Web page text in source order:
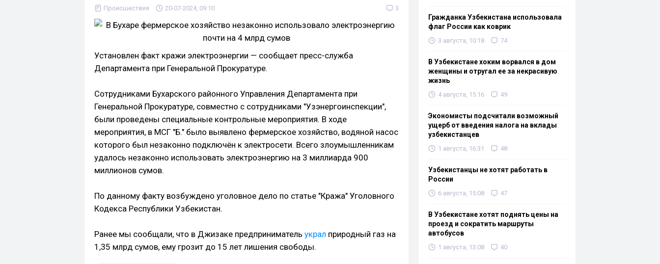
Происшествия 20-07-2024, 09:10 3
Установлен факт кражи электроэнергии — сообщает пресс-служба
Департамента при Генеральной Прокуратуре.
Сотрудниками Бухарского районного Управления Департамента при
Генеральной Прокуратуре, совместно с сотрудниками "Узэнергоинспекции",
были проведены специальные контрольные мероприятия. В ходе
мероприятия, в МСГ "Б." было выявлено фермерское хозяйство, водяной насос
которого был незаконно подключён к электросети. Всего злоумышленникам
удалось незаконно использовать электроэнергию на 3 миллиарда 900
миллионов сумов.
По данному факту возбуждено уголовное дело по статье "Кража" Уголовного
Кодекса Республики Узбекистан.
Ранее мы сообщали, что в Джизаке предприниматель украл природный газ на
1,35 млрд сумов, ему грозит до 15 лет лишения свободы.
Гражданка Узбекистана использовала
флаг России как коврик
3 августа, 10:18 74
В Узбекистане хоким ворвался в дом
женщины и отругал ее за некрасивую
жизнь
4 августа, 15:16 49
Экономисты подсчитали возможный
ущерб от введения налога на вклады
узбекистанцев
1 августа, 16:31 48
Узбекистанцы не хотят работать в
России
6 августа, 15:08 47
В Узбекистане хотят поднять цены на
проезд и сократить маршруты
автобусов
1 августа, 13:08 40